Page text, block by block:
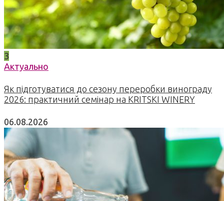
3
Актуально
Як підготуватися до сезону переробки винограду
2026: практичний семінар на KRITSKI WINERY
06.08.2026